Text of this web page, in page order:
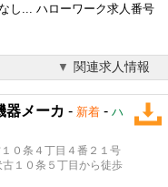
し... ハローワーク求人番号
関連求人情報
器メーカ - 新着 - ハ
０条４丁目４番２１号
１０条５丁目から徒歩